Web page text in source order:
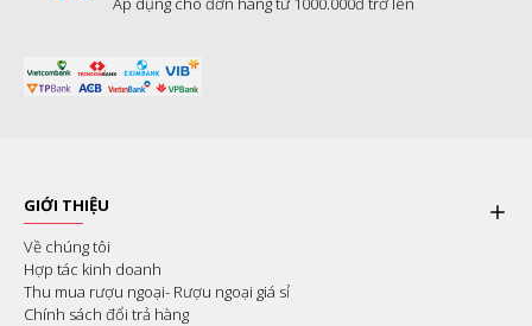
GIỚI THIỆU
Về chúng tôi
Hợp tác kinh doanh
Thu mua rượu ngoại- Rượu ngoại giá sỉ
Chính sách đổi trả hàng